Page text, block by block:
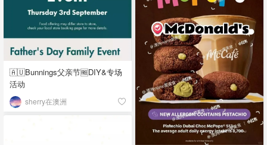
🇦🇺Bunnings父亲节🆓DIY&专场
活动
sherry在澳洲